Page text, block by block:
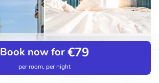
Search Bookings
Book now for€79
per room, per night